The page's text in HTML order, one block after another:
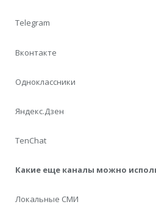
Telegram
Вконтакте
Одноклассники
Яндекс.Дзен
TenChat
Какие еще каналы можно
Локальные СМИ